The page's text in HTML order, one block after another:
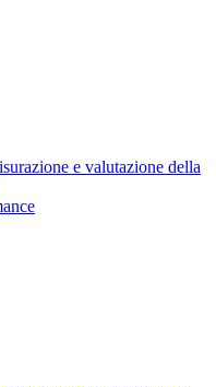
e valutazione della